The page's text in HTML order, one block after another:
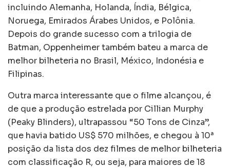
incluindo Alemanha, Holanda, Índia, Bélgica,
Noruega, Emirados Árabes Unidos, e Polônia.
Depois do grande sucesso com a trilogia de
Batman, Oppenheimer também bateu a marca de
melhor bilheteria no Brasil, México, Indonésia e
Filipinas.
Outra marca interessante que o filme alcançou, é
de que a produção estrelada por Cillian Murphy
(Peaky Blinders), ultrapassou “50 Tons de Cinza”,
que havia batido US$ 570 milhões, e chegou à 10ª
posição da lista dos dez filmes de melhor bilheteria
com classificação R, ou seja, para maiores de 18